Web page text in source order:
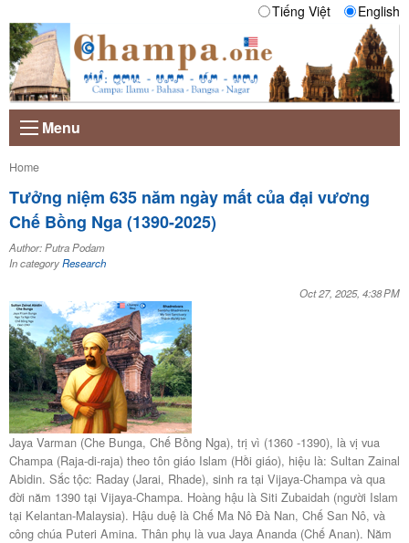
Tiếng Việt English
Menu
Current:
Home
Tưởng niệm 635 năm ngày mất của đại vương
Chế Bồng Nga (1390-2025)
Author: Putra Podam
In categoryResearch
Oct 27, 2025, 4:38 PM
Jaya Varman (Che Bunga, Chế Bồng Nga), trị vì (1360 -1390), là vị vua
Champa (Raja-di-raja) theo tôn giáo Islam (Hồi giáo), hiệu là: Sultan Zainal
Abidin. Sắc tộc: Raday (Jarai, Rhade), sinh ra tại Vijaya-Champa và qua
đời năm 1390 tại Vijaya-Champa. Hoàng hậu là Siti Zubaidah (người Islam
tại Kelantan-Malaysia). Hậu duệ là Chế Ma Nô Đà Nan, Chế San Nô, và
công chúa Puteri Amina. Thân phụ là vua Jaya Ananda (Chế Anan). Năm